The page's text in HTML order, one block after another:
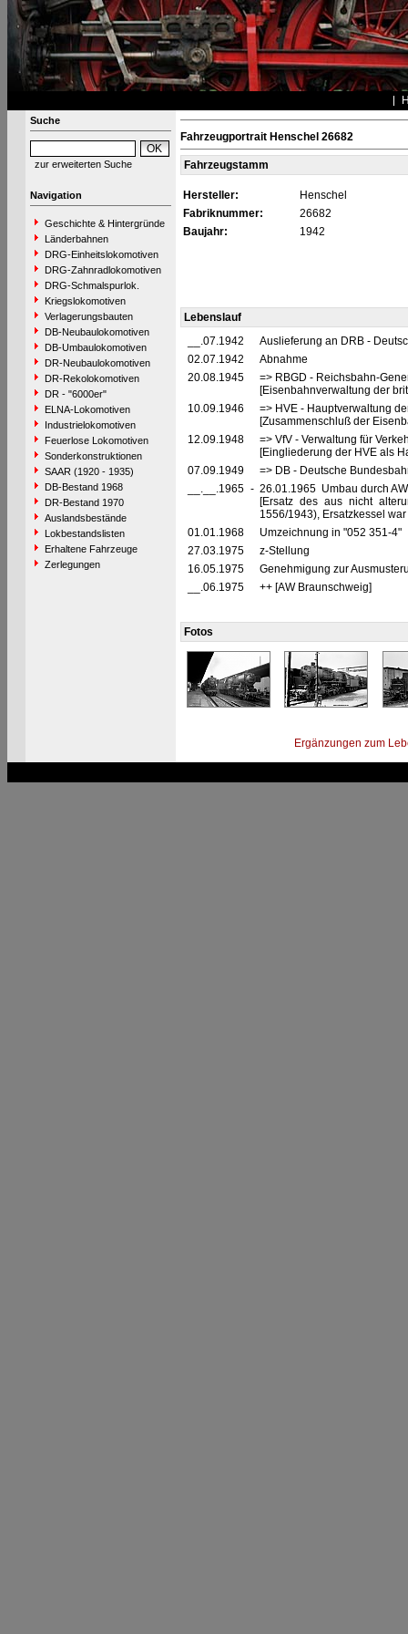
Suche
zur erweiterten Suche
Navigation
Geschichte & Hintergründe
Länderbahnen
DRG-Einheitslokomotiven
DRG-Zahnradlokomotiven
DRG-Schmalspurlok.
Kriegslokomotiven
Verlagerungsbauten
DB-Neubaulokomotiven
DB-Umbaulokomotiven
DR-Neubaulokomotiven
DR-Rekolokomotiven
DR - "6000er"
ELNA-Lokomotiven
Industrielokomotiven
Feuerlose Lokomotiven
Sonderkonstruktionen
SAAR (1920 - 1935)
DB-Bestand 1968
DR-Bestand 1970
Auslandsbestände
Lokbestandslisten
Erhaltene Fahrzeuge
Zerlegungen
Fahrzeugportrait Henschel 26682
Fahrzeugstamm
Hersteller:
Henschel
Fabriknummer:
26682
Baujahr:
1942
Lebenslauf
__.07.1942
Auslieferung an DRB -
02.07.1942
Abnahme
20.08.1945
=> RBGD - Reichsbahn-
[Eisenbahnverwaltung der
10.09.1946
=> HVE - Hauptverwaltung
[Zusammenschluß der
12.09.1948
=> VfV - Verwaltung für
[Eingliederung der HVE als
07.09.1949
=> DB - Deutsche
__.__.1965 - 26.01.1965 Umbau durch
[Ersatz des aus nicht
1556/1943), Ersatzkessel
01.01.1968
Umzeichnung in "052 351-4"
27.03.1975
z-Stellung
16.05.1975
Genehmigung zur
__.06.1975
++ [AW Braunschweig]
Fotos
Ergänzungen zum